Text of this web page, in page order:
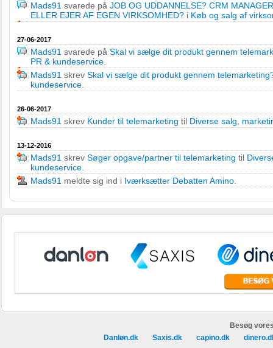
Mads91 svarede på JOB OG UDDANNELSE? CRM
ELLER EJER AF EGEN VIRKSOMHED? i Køb og salg af
27-06-2017
Mads91 svarede på Skal vi sælge dit produkt gennem
PR & kundeservice
Mads91 skrev Skal vi sælge dit produkt gennem
kundeservice
26-06-2017
Mads91 skrev Kunder til telemarketing til Diverse salg,
13-12-2016
Mads91 skrev Søger opgave/partner til telemarketing til
kundeservice
Mads91 meldte sig ind i Iværksætter Debatten Amino
Besøg
Danløn.dk
Saxis.dk capino.dk